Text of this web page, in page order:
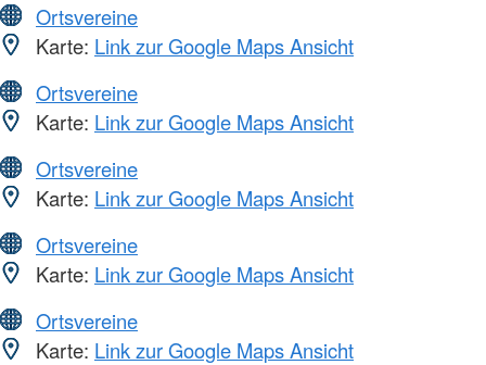
Ortsvereine
Karte: Link zur Google Maps Ansicht
Ortsvereine
Karte: Link zur Google Maps Ansicht
Ortsvereine
Karte: Link zur Google Maps Ansicht
Ortsvereine
Karte: Link zur Google Maps Ansicht
Ortsvereine
Karte: Link zur Google Maps Ansicht